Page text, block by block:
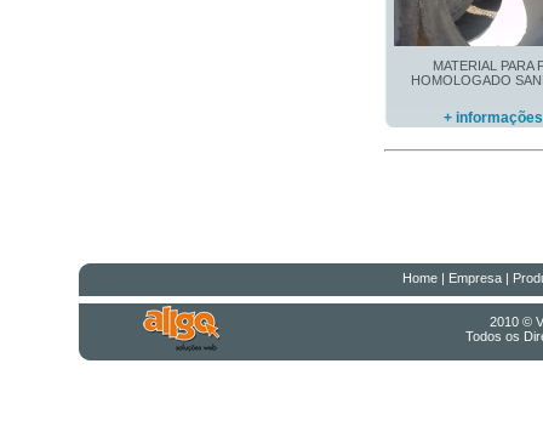
MATERIAL PARA
HOMOLOGADO
+ informações
Home | Empresa |
2010 ©
Todos os